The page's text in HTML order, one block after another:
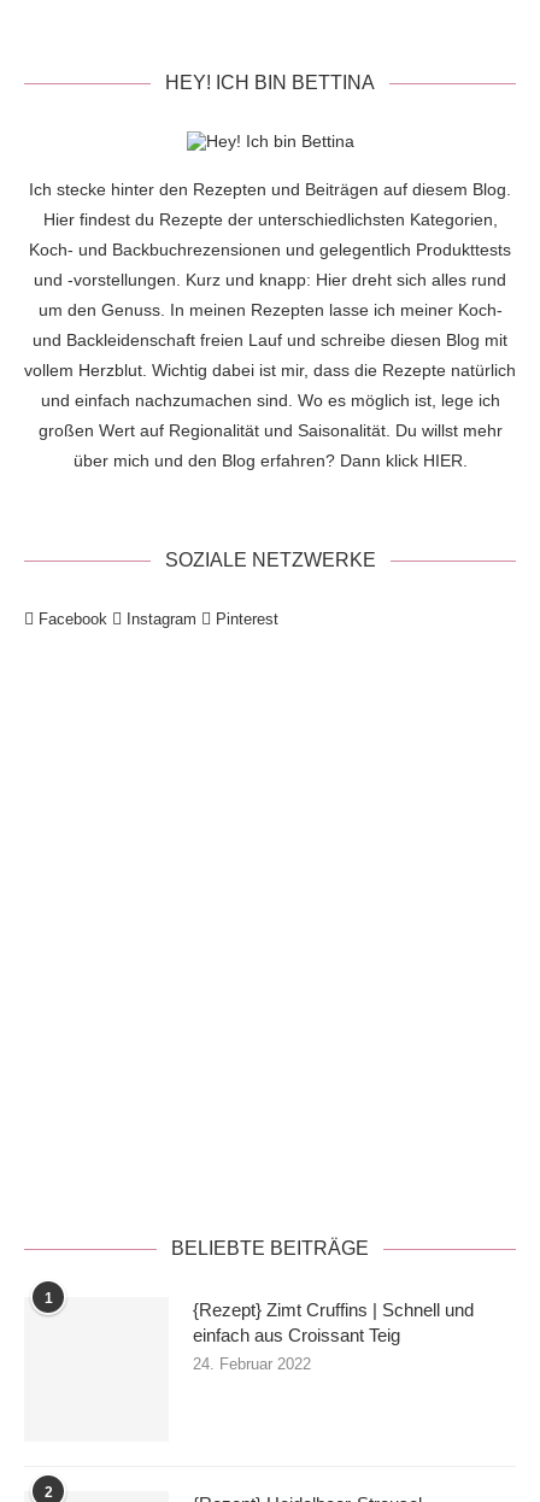
HEY! ICH BIN BETTINA
Ich stecke hinter den Rezepten und Beiträgen auf diesem Blog.
Hier findest du Rezepte der unterschiedlichsten Kategorien,
Koch- und Backbuchrezensionen und gelegentlich Produkttests
und -vorstellungen. Kurz und knapp: Hier dreht sich alles rund
um den Genuss. In meinen Rezepten lasse ich meiner Koch-
und Backleidenschaft freien Lauf und schreibe diesen Blog mit
vollem Herzblut. Wichtig dabei ist mir, dass die Rezepte natürlich
und einfach nachzumachen sind. Wo es möglich ist, lege ich
großen Wert auf Regionalität und Saisonalität. Du willst mehr
über mich und den Blog erfahren? Dann klick HIER
SOZIALE NETZWERKE
Facebook Instagram Pinterest
BELIEBTE BEITRÄGE
1
{Rezept} Zimt Cruffins | Schnell und
einfach aus Croissant Teig
24. Februar 2022
2